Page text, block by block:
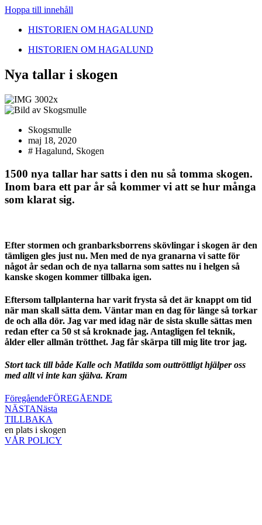
Hoppa till innehåll
HISTORIEN OM HAGALUND
HISTORIEN OM HAGALUND
Nya tallar i skogen
Skogsmulle
maj 18, 2020
# Hagalund, Skogen
1500 nya tallar har satts i den nu så tomma skogen.
Inom bara ett par år så kommer vi att se hur många
som klarat sig.
Efter stormen och granbarksborrens skövlingar i skogen är den
tämligen gles just nu. Men med de nya granarna vi satte för
något år sedan och de nya tallarna som sattes nu i helgen så
kanske skogen kommer tillbaka igen.
Eftersom tallplanterna har varit frysta så det är knappt om tid
när man skall sätta dem. Väntar man en dag för länge så torkar
de och alla dör. Jag var med idag när de sista skulle sättas men
redan efter ca 50 st så kroknade jag. Antagligen fel teknik,
ålder eller allmän trötthet. Jag får skärpa till mig lite tror jag.
Stort tack till både Kalle och Matilda som outtröttligt hjälper oss
med allt vi inte kan själva. Kram
FöregåendeFÖREGÅENDE
NÄSTANästa
TILLBAKA
en plats i skogen
VÅR POLICY